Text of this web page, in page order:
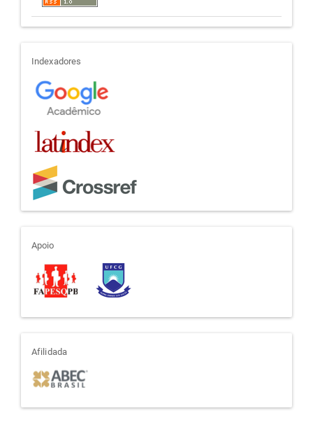
indexadores
Indexadores
apoio
Apoio
afiliada
Afilidada